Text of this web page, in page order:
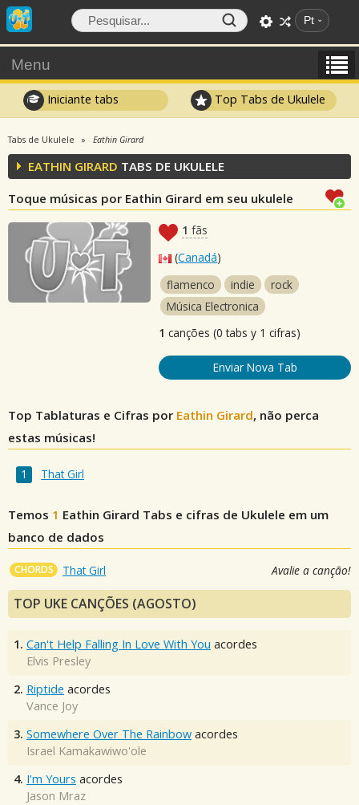
Pt
Menu
Iniciante tabs Top Tabs de Ukulele
Tabs de Ukulele Eathin Girard
EATHIN GIRARD TABS DE UKULELE
Toque músicas por Eathin Girard em seu ukulele
1 fãs
(Canadá)
flamenco
indie
rock
Música Electronica
1 canções (0 tabs y 1 cifras)
Enviar Nova Tab
Top Tablaturas e Cifras por Eathin Girard, não perca
estas músicas!
That Girl
Temos 1 Eathin Girard Tabs e cifras de Ukulele em um
banco de dados
CHORDS That Girl Avalie a canção!
TOP UKE CANÇÕES (AGOSTO)
1. Can't Help Falling In Love With You acordes
Elvis Presley
2. Riptide acordes
Vance Joy
3. Somewhere Over The Rainbow acordes
Israel Kamakawiwo'ole
4. I'm Yours acordes
Jason Mraz